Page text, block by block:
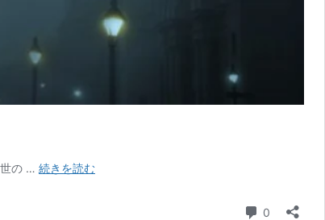
の … 続きを読むミ
0 コメント